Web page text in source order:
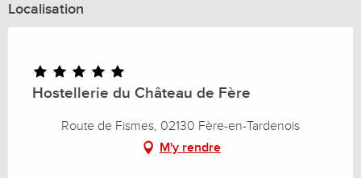
Localisation
Hostellerie du Château de Fère
Route de Fismes, 02130 Fère-en-Tardenois
M'y rendre